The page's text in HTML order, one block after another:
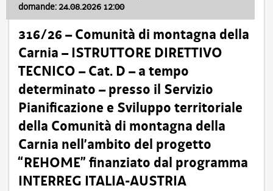
domande: 24.08.2026 12:00
316/26 – Comunità di montagna della
Carnia – ISTRUTTORE DIRETTIVO
TECNICO – Cat. D – a tempo
determinato – presso il Servizio
Pianificazione e Sviluppo territoriale
della Comunità di montagna della
Carnia nell’ambito del progetto
“REHOME” finanziato dal programma
INTERREG ITALIA-AUSTRIA